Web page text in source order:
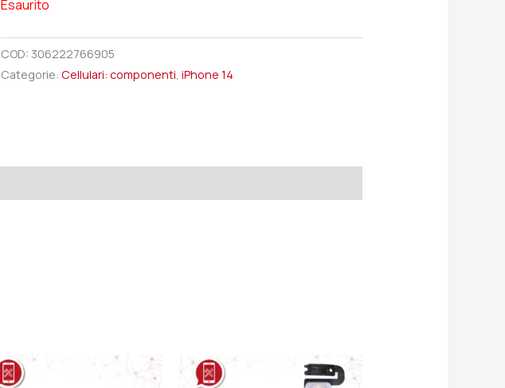
Esaurito
COD: 306222766905
Categorie:Cellulari: componenti,iPhone 14